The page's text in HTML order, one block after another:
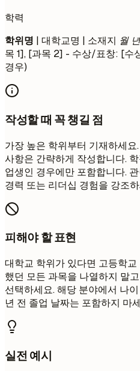
학력
학위명 | 대학교명 | 소재지 월
목 1], [과목 2] - 수상/표창: [수
경우)
작성할 때 꼭 챙길 점
가장 높은 학위부터 기재하세
사항은 간략하게 작성합니다.
업생인 경우에만 포함합니다.
경력 또는 리더십 경험을 강조
피해야 할 표현
대학교 학위가 있다면 고등학
했던 모든 과목을 나열하지 말
선택하세요. 해당 분야에서 나
년 전 졸업 날짜는 포함하지 마
실전 예시